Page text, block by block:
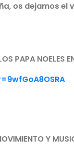
os dejamos
PAPA
Y